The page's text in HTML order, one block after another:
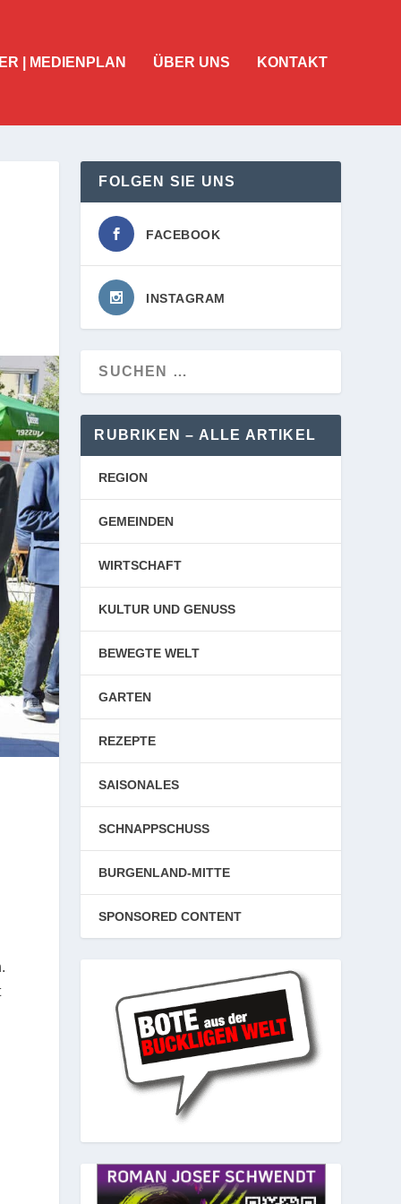
| MEDIENPLAN ÜBER UNS KONTAKT
FOLGEN SIE UNS
FACEBOOK
INSTAGRAM
RUBRIKEN – ALLE ARTIKEL
REGION
GEMEINDEN
WIRTSCHAFT
KULTUR UND GENUSS
BEWEGTE WELT
GARTEN
REZEPTE
SAISONALES
SCHNAPPSCHUSS
BURGENLAND-MITTE
SPONSORED CONTENT